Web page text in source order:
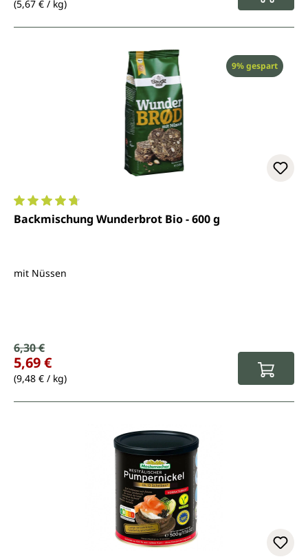
(5,67 € / kg)
Rabatt
9% gespart
Durchschnittliche Bewertung von 4.8 von 5 Sternen
Backmischung Wunderbrot Bio - 600 g
mit Nüssen
Verkaufspreis:
Regulärer Preis:
6,30 €
5,69 €
(9,48 € / kg)